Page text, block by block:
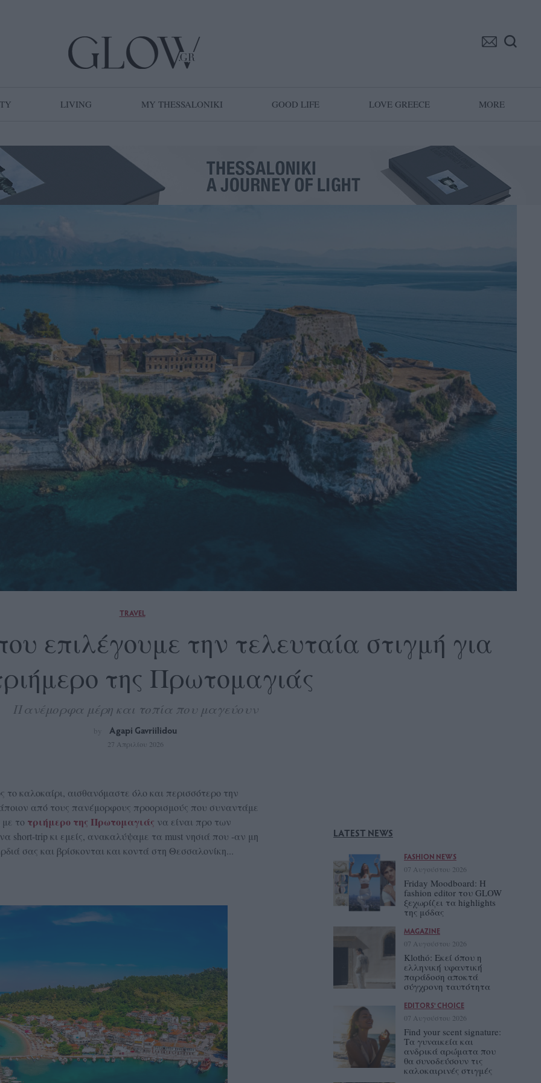
LIVING MY THESSALONIKI GOOD LIFE LOVE GREECE MORE
TRAVEL
επιλέγουμε την τελευταία στιγμή για
της Πρωτομαγιάς
Πανέμορφα μέρη και τοπία που μαγεύουν
by Agapi Gavriilidou
27 Απριλίου 2026
καλοκαίρι, αισθανόμαστε όλο και περισσότερο την
από τους πανέμορφους προορισμούς που συναντάμε
το τριήμερο της Πρωτομαγιάς να είναι προ των
short-trip κι εμείς, ανακαλύψαμε τα must νησιά που -αν μη
σας και βρίσκονται και κοντά στη Θεσσαλονίκη...
LATEST NEWS
FASHION NEWS
07 Αυγούστου 2026
Friday Moodboard: Η
fashion editor του GLOW
ξεχωρίζει τα highlights
της μόδας
MAGAZINE
07 Αυγούστου 2026
Klothó: Εκεί όπου η
ελληνική υφαντική
παράδοση αποκτά
σύγχρονη ταυτότητα
EDITORS' CHOICE
07 Αυγούστου 2026
Find your scent signature:
Τα γυναικεία και
ανδρικά αρώματα που
θα συνοδεύσουν τις
καλοκαιρινές στιγμές